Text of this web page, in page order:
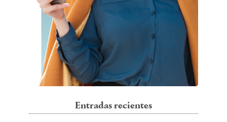
Entradas recientes